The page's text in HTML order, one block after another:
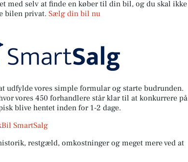
med selv at finde en køber til din bil, og du skal ikke
bilen privat. Sælg din bil nu
udfylde vores simple formular og starte budrunden.
vores 450 forhandlere står klar til at konkurrere på
blive hentet inden for 1-2 dage.
SmartSalg
restgæld, omkostninger og meget mere ved at